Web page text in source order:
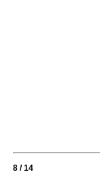
8 / 14